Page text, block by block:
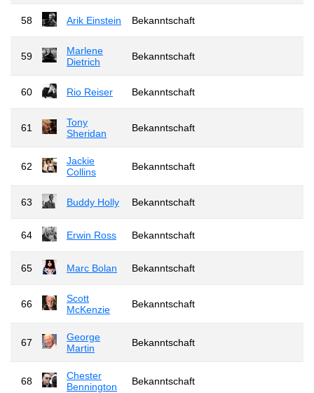
58 Arik Einstein Bekanntschaft
59
Marlene
Dietrich
Bekanntschaft
60 Rio Reiser Bekanntschaft
61
Tony
Sheridan
Bekanntschaft
62
Jackie
Collins
Bekanntschaft
63 Buddy Holly Bekanntschaft
64 Erwin Ross Bekanntschaft
65 Marc Bolan Bekanntschaft
66
Scott
McKenzie
Bekanntschaft
67
George
Martin
Bekanntschaft
68
Chester
Bennington
Bekanntschaft